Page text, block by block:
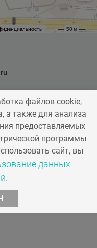
87
файлов cookie,
а также для анализа
предоставляемых
программы
сайт, вы
данных
.